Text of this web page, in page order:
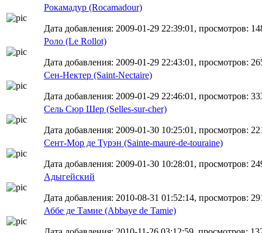
Рокамадур (Rocamadour)
Дата добавления: 2009-01-29 22:39:01, просмотров:
Роло (Le Rollot)
Дата добавления: 2009-01-29 22:43:01, просмотров:
Сен-Нектер (Saint-Nectaire)
Дата добавления: 2009-01-29 22:46:01, просмотров:
Сель Сюр Шер (Selles-sur-cher)
Дата добавления: 2009-01-30 10:25:01, просмотров:
Сент-Мор де Турэн (Sainte-maure-de-touraine)
Дата добавления: 2009-01-30 10:28:01, просмотров:
Адыгейский
Дата добавления: 2010-08-31 01:52:14, просмотров:
Аббе де Тамие (Abbaye de Tamie)